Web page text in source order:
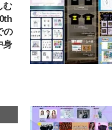
む
の
身
【注目アーティストRainy。っ
て？】自称“コスメオタク見習
い”のポーチの中身、拝見しま
す！
2026.01.30
BEAUTY